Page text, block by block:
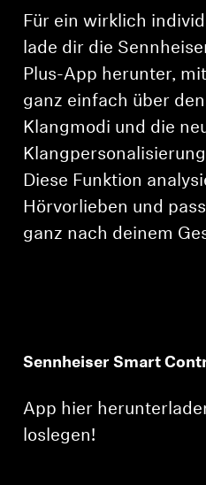
Für ein wirklich
lade dir die
Plus-App herunter,
ganz einfach über
Klangmodi und die
Diese Funktion
Hörvorlieben und
ganz nach deinem
Sennheiser Smart
App hier
loslegen!